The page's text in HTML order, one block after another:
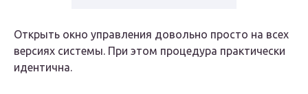
Открыть окно управления довольно просто на всех
версиях системы. При этом процедура практически
идентична.